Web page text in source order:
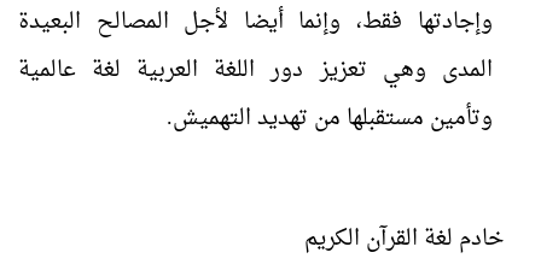
وإجادتها فقط، وإنما أيضا لأجل المصالح البعيدة
المدى وهي تعزيز دور اللغة العربية لغة عالمية
وتأمين مستقبلها من تهديد التهميش.
خادم لغة القرآن الكريم